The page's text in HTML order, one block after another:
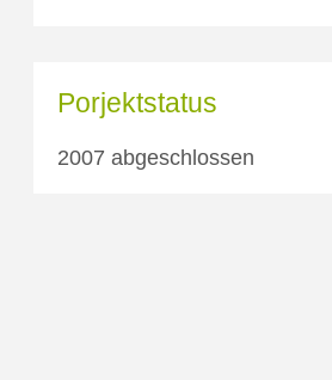
Porjektstatus
2007 abgeschlossen